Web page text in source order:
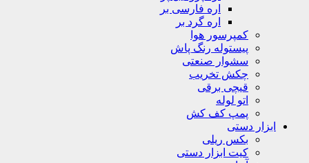
اره فارسی بر
اره گرد بر
کمپرسور هوا
پیستوله رنگ پاش
سشوار صنعتی
چکش تخریب
قیچی برقی
اتو لوله
پمپ کف کش
ابزار دستی
بکس ریلی
کیت ابزار دستی